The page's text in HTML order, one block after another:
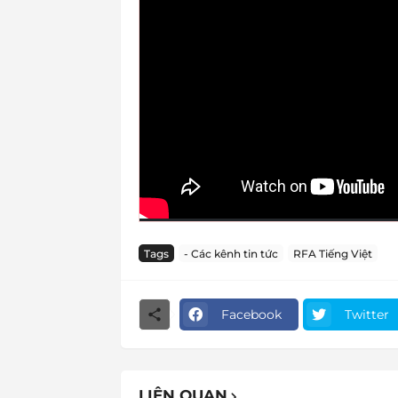
Tags - Các kênh tin tức RFA Tiếng Việt
Facebook Twitter